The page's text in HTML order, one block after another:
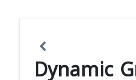
Dynamic